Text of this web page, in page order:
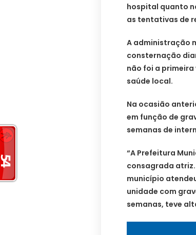
hospital quanto
as tentativas de
A administração
consternação
não foi a primeira
saúde local.
Na ocasião
em função de
semanas de
“A Prefeitura
consagrada atriz.
município
unidade com
semanas, teve